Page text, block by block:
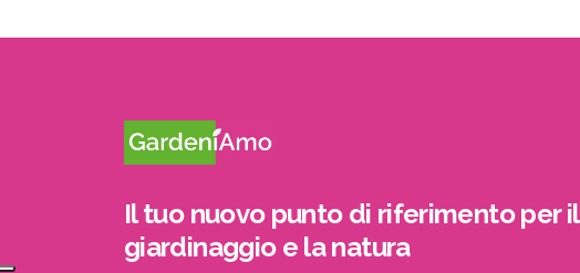
Il tuo nuovo punto di riferimento per il
giardinaggio e la natura